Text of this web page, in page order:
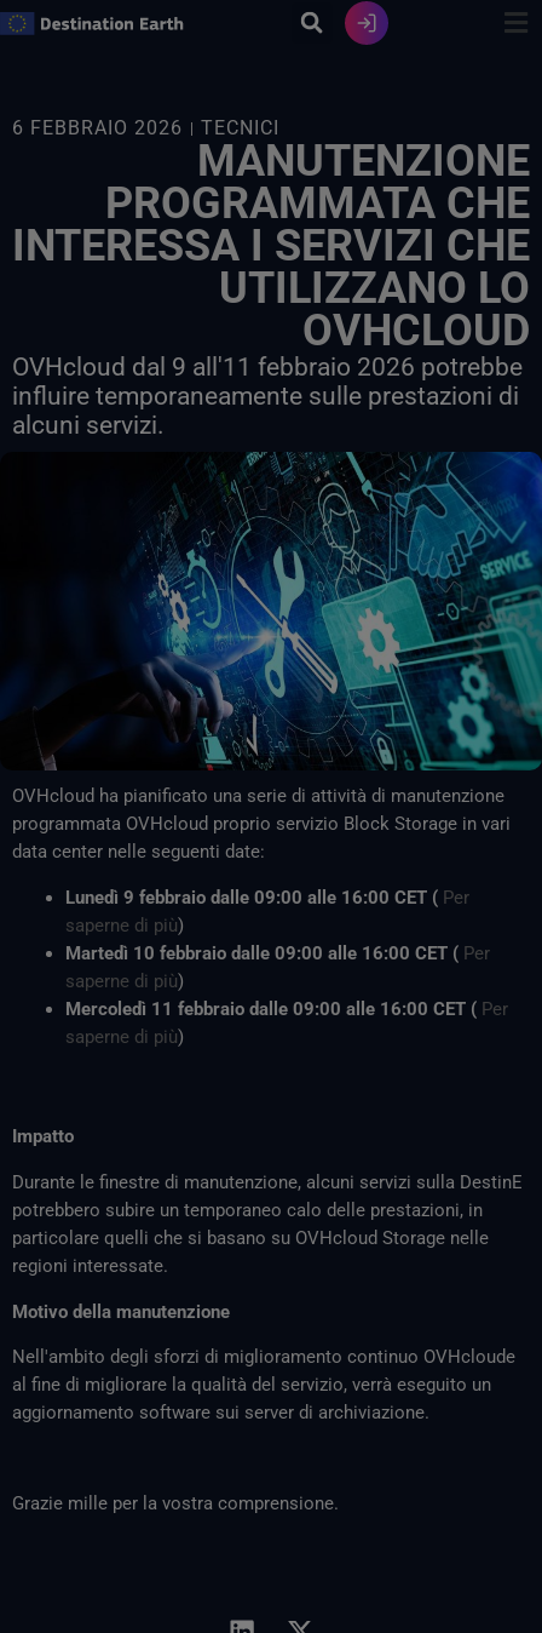
Vai
6 FEBBRAIO 2026 TECNICI
MANUTENZIONE
PROGRAMMATA CHE
INTERESSA I SERVIZI CHE
UTILIZZANO LO
OVHCLOUD
OVHcloud dal 9 all'11 febbraio 2026 potrebbe
influire temporaneamente sulle prestazioni di
alcuni servizi.
OVHcloud ha pianificato una serie di attività di manutenzione
programmata OVHcloud proprio servizio Block Storage in vari
data center nelle seguenti date:
Lunedì 9 febbraio dalle 09:00 alle 16:00 CET ( Per
saperne di più)
Martedì 10 febbraio dalle 09:00 alle 16:00 CET ( Per
saperne di più)
Mercoledì 11 febbraio dalle 09:00 alle 16:00 CET ( Per
saperne di più)
Impatto
Durante le finestre di manutenzione, alcuni servizi sulla DestinE
potrebbero subire un temporaneo calo delle prestazioni, in
particolare quelli che si basano su OVHcloud Storage nelle
regioni interessate.
Motivo della manutenzione
Nell'ambito degli sforzi di miglioramento continuo OVHcloude
al fine di migliorare la qualità del servizio, verrà eseguito un
aggiornamento software sui server di archiviazione.
Grazie mille per la vostra comprensione.